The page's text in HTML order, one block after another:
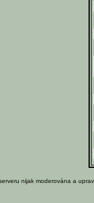
nijak moderována a